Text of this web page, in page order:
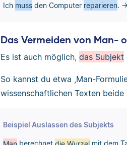
Ich mussden Computer reparieren.
Das Vermeiden von Man-
Es ist auch möglich, das Subjekt
So kannst du etwa ,Man-
wissenschaftlichen Texten
Beispiel Auslassen des Subjekts